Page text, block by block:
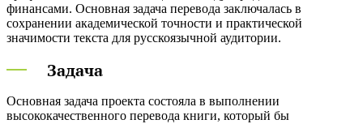
финансами. Основная задача перевода заключалась в
сохранении академической точности и практической
значимости текста для русскоязычной аудитории.
Задача
Основная задача проекта состояла в выполнении
высококачественного перевода книги, который бы